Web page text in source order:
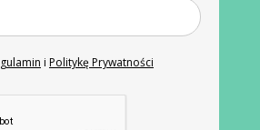
i Politykę Prywatności